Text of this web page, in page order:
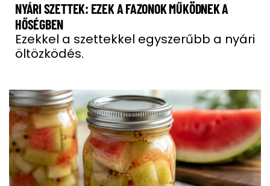
NYÁRI SZETTEK: EZEK A FAZONOK MŰKÖDNEK A
HŐSÉGBEN
Ezekkel a szettekkel egyszerűbb a nyári
öltözködés.